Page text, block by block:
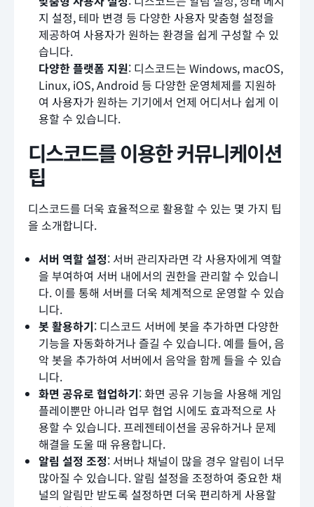
지 설정, 테마 변경 등 다양한 사용자 맞춤형 설정을
제공하여 사용자가 원하는 환경을 쉽게 구성할 수 있
습니다.
다양한 플랫폼 지원: 디스코드는 Windows, macOS,
Linux, iOS, Android 등 다양한 운영체제를 지원하
여 사용자가 원하는 기기에서 언제 어디서나 쉽게 이
용할 수 있습니다.
디스코드를 이용한 커뮤니케이션
팁
디스코드를 더욱 효율적으로 활용할 수 있는 몇 가지 팁
을 소개합니다.
서버 역할 설정: 서버 관리자라면 각 사용자에게 역할
을 부여하여 서버 내에서의 권한을 관리할 수 있습니
다. 이를 통해 서버를 더욱 체계적으로 운영할 수 있습
니다.
봇 활용하기: 디스코드 서버에 봇을 추가하면 다양한
기능을 자동화하거나 즐길 수 있습니다. 예를 들어, 음
악 봇을 추가하여 서버에서 음악을 함께 들을 수 있습
니다.
화면 공유로 협업하기: 화면 공유 기능을 사용해 게임
플레이뿐만 아니라 업무 협업 시에도 효과적으로 사
용할 수 있습니다. 프레젠테이션을 공유하거나 문제
해결을 도울 때 유용합니다.
알림 설정 조정: 서버나 채널이 많을 경우 알림이 너무
많아질 수 있습니다. 알림 설정을 조정하여 중요한 채
널의 알림만 받도록 설정하면 더욱 편리하게 사용할